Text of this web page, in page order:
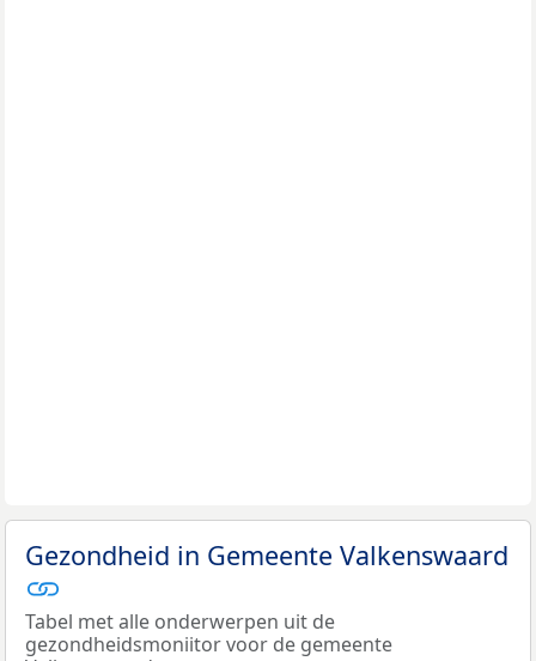
Gezondheid in Gemeente Valkenswaard
Tabel met alle onderwerpen uit de
gezondheidsmoniitor voor de gemeente